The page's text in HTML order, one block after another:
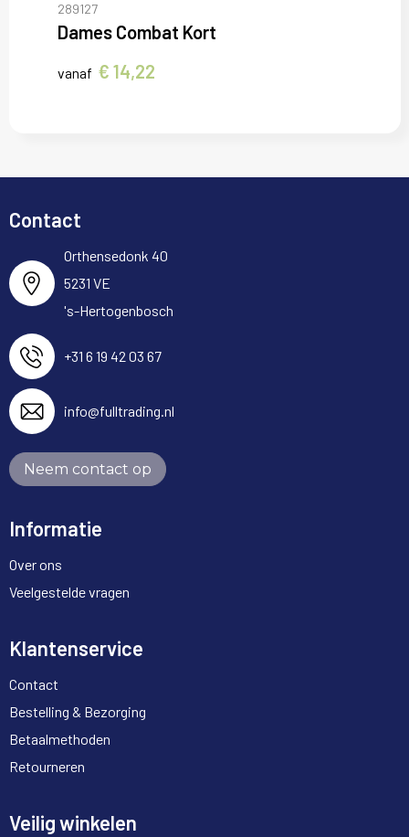
289127
Dames Combat Kort
vanaf € 14,22
Contact
Orthensedonk 40
5231 VE
's-Hertogenbosch
+31 6 19 42 03 67
info@fulltrading.nl
Neem contact op
Informatie
Over ons
Veelgestelde vragen
Klantenservice
Contact
Bestelling & Bezorging
Betaalmethoden
Retourneren
Veilig winkelen